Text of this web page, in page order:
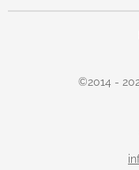
©2014 -